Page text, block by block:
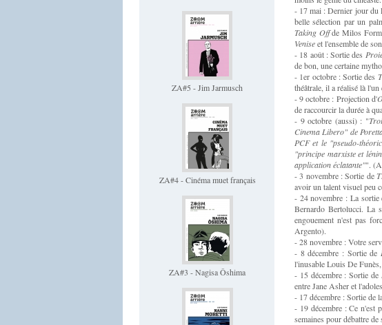
ZA#5 - Jim Jarmusch
ZA#4 - Cinéma muet français
ZA#3 - Nagisa Ôshima
- 17 mai : Dernier jour du
belle sélection par un
Taking Offde Milos
Veniseet l'ensemble de
- 18 août : Sortie des
de bon, une certaine
- 1er octobre : Sortie des
théâtrale, il a réalisé là
- 9 octobre : Projection d'
de raccourcir la durée à
- 9 octobre (aussi) : "
Cinema Libero" de
PCF et le "pseudo-
"principe marxiste et
application éclatante"".
- 3 novembre : Sortie de
avoir un talent visuel peu
- 24 novembre : La sortie
Bernardo Bertolucci. La
engouement n'est pas
Argento).
- 28 novembre : Votre
- 8 décembre : Sortie de
l'inusable Louis De
- 15 décembre : Sortie de
entre Jane Asher et
- 17 décembre : Sortie de
- 19 décembre : Ce n'est
semaines pour débattre